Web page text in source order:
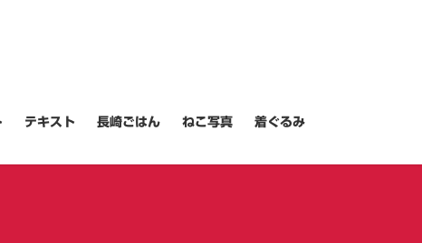
テキスト 長崎ごはん ねこ写真 着ぐるみ